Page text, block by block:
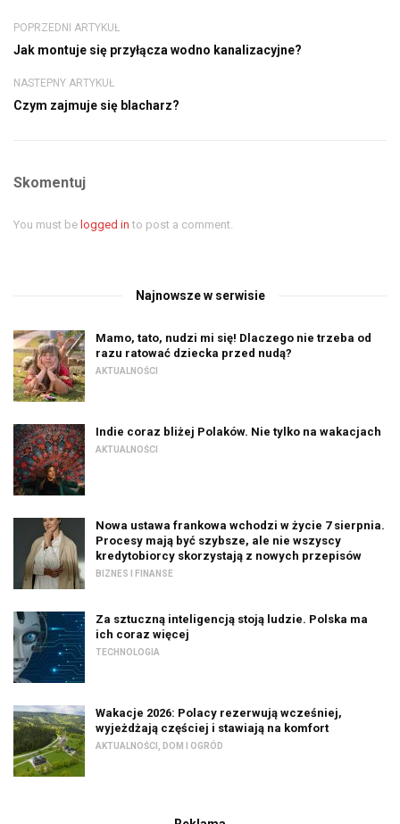
POPRZEDNI ARTYKUŁ
Jak montuje się przyłącza wodno kanalizacyjne?
NASTEPNY ARTYKUŁ
Czym zajmuje się blacharz?
Skomentuj
You must be logged in to post a comment.
Najnowsze w serwisie
Mamo, tato, nudzi mi się! Dlaczego nie trzeba od
razu ratować dziecka przed nudą?
AKTUALNOŚCI
Indie coraz bliżej Polaków. Nie tylko na wakacjach
AKTUALNOŚCI
Nowa ustawa frankowa wchodzi w życie 7 sierpnia.
Procesy mają być szybsze, ale nie wszyscy
kredytobiorcy skorzystają z nowych przepisów
BIZNES I FINANSE
Za sztuczną inteligencją stoją ludzie. Polska ma
ich coraz więcej
TECHNOLOGIA
Wakacje 2026: Polacy rezerwują wcześniej,
wyjeżdżają częściej i stawiają na komfort
AKTUALNOŚCI DOM I OGRÓD